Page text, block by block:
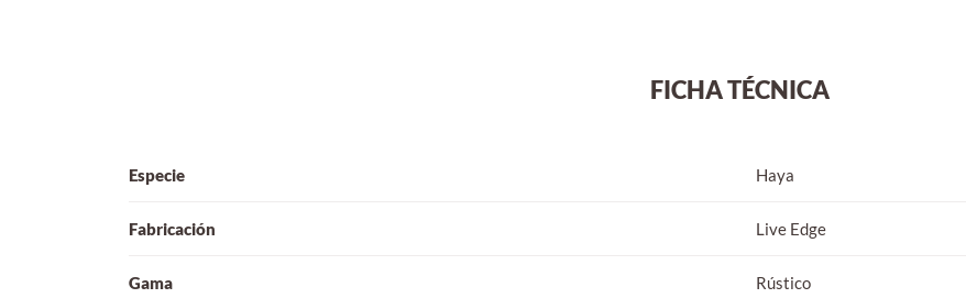
FICHA TÉCNICA
Especie Haya
Fabricación Live Edge
Gama Rústico